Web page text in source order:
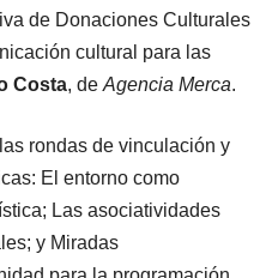
de Donaciones Culturales
cultural para las
Costa, deAgencia Merca.
rondas de vinculación y
El entorno como
Las asociatividades
y Miradas